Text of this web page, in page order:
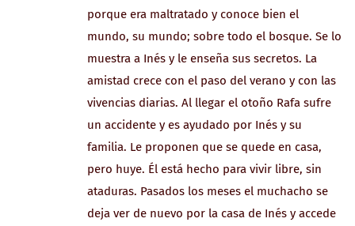
porque era maltratado y conoce bien el
mundo, su mundo; sobre todo el bosque. Se lo
muestra a Inés y le enseña sus secretos. La
amistad crece con el paso del verano y con las
vivencias diarias. Al llegar el otoño Rafa sufre
un accidente y es ayudado por Inés y su
familia. Le proponen que se quede en casa,
pero huye. Él está hecho para vivir libre, sin
ataduras. Pasados los meses el muchacho se
deja ver de nuevo por la casa de Inés y accede